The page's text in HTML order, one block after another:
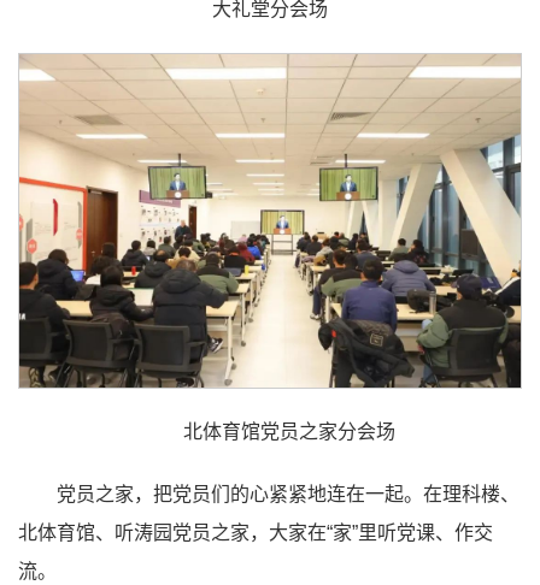
大礼堂分会场
北体育馆党员之家分会场
党员之家，把党员们的心紧紧地连在一起。在理科楼、
北体育馆、听涛园党员之家，大家在“家”里听党课、作交
流。